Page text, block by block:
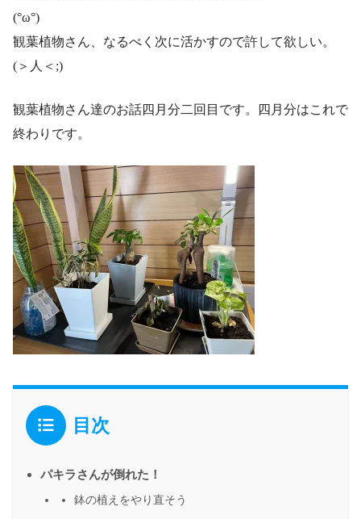
(°ω°)
観葉植物さん、なるべく次に活かすので許して欲しい。
(＞人＜;)
観葉植物さん達のお話四月分二回目です。四月分はこれで
終わりです。
目次
パキラさんが倒れた！
鉢の植えをやり直そう